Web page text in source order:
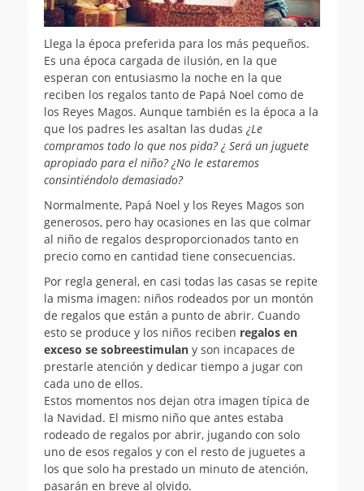
Llega la época preferida para los más pequeños.
Es una época cargada de ilusión, en la que
esperan con entusiasmo la noche en la que
reciben los regalos tanto de Papá Noel como de
los Reyes Magos. Aunque también es la época a la
que los padres les asaltan las dudas ¿Le
compramos todo lo que nos pida? ¿ Será un juguete
apropiado para el niño? ¿No le estaremos
consintiéndolo demasiado?
Normalmente, Papá Noel y los Reyes Magos son
generosos, pero hay ocasiones en las que colmar
al niño de regalos desproporcionados tanto en
precio como en cantidad tiene consecuencias.
Por regla general, en casi todas las casas se repite
la misma imagen: niños rodeados por un montón
de regalos que están a punto de abrir. Cuando
esto se produce y los niños reciben regalos en
exceso se sobreestimulan y son incapaces de
prestarle atención y dedicar tiempo a jugar con
cada uno de ellos.
Estos momentos nos dejan otra imagen típica de
la Navidad. El mismo niño que antes estaba
rodeado de regalos por abrir, jugando con solo
uno de esos regalos y con el resto de juguetes a
los que solo ha prestado un minuto de atención,
pasarán en breve al olvido.